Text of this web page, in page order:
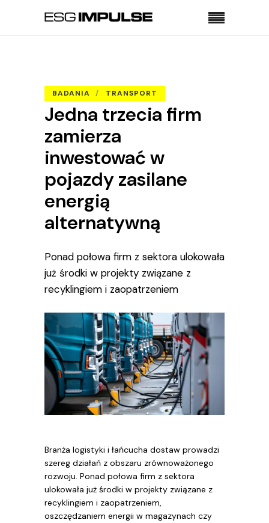
BADANIA TRANSPORT
Jedna trzecia firm
zamierza
inwestować w
pojazdy zasilane
energią
alternatywną
Ponad połowa firm z sektora ulokowała
już środki w projekty związane z
recyklingiem i zaopatrzeniem
Branża logistyki i łańcucha dostaw prowadzi
szereg działań z obszaru zrównoważonego
rozwoju. Ponad połowa firm z sektora
ulokowała już środki w projekty związane z
recyklingiem i zaopatrzeniem,
oszczędzaniem energii w magazynach czy